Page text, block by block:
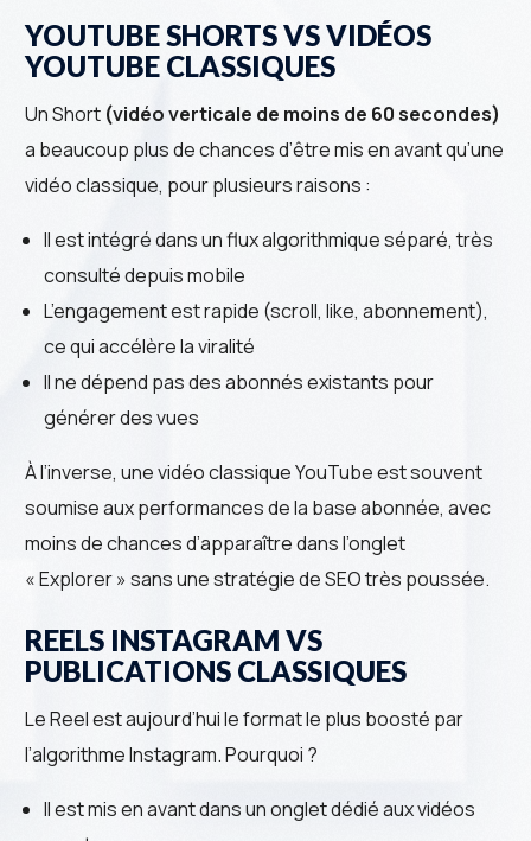
YOUTUBE SHORTS VS VIDÉOS
YOUTUBE CLASSIQUES
Un Short (vidéo verticale de moins de 60 secondes)
a beaucoup plus de chances d’être mis en avant qu’une
vidéo classique, pour plusieurs raisons :
Il est intégré dans un flux algorithmique séparé, très
consulté depuis mobile
L’engagement est rapide (scroll, like, abonnement),
ce qui accélère la viralité
Il ne dépend pas des abonnés existants pour
générer des vues
À l’inverse, une vidéo classique YouTube est souvent
soumise aux performances de la base abonnée, avec
moins de chances d’apparaître dans l’onglet
« Explorer » sans une stratégie de SEO très poussée.
REELS INSTAGRAM VS
PUBLICATIONS CLASSIQUES
Le Reel est aujourd’hui le format le plus boosté par
l’algorithme Instagram. Pourquoi ?
Il est mis en avant dans un onglet dédié aux vidéos